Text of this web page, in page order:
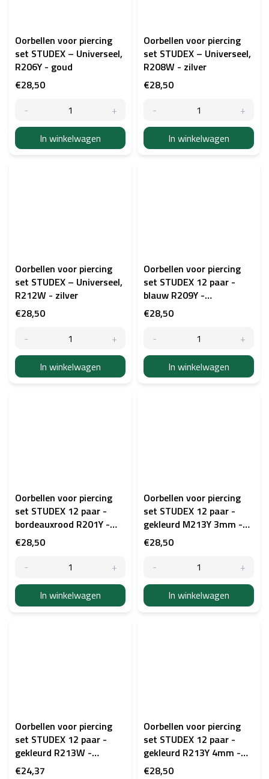
Oorbellen voor piercing
set STUDEX – Universeel,
R206Y - goud
€28,50
In winkelwagen
Oorbellen voor piercing
set STUDEX – Universeel,
R208W - zilver
€28,50
In winkelwagen
Oorbellen voor piercing
set STUDEX – Universeel,
R212W - zilver
€28,50
In winkelwagen
Oorbellen voor piercing
set STUDEX 12 paar -
blauw R209Y -
goudkleurig
€28,50
In winkelwagen
Oorbellen voor piercing
set STUDEX 12 paar -
bordeauxrood R201Y -
goudkleurig
€28,50
In winkelwagen
Oorbellen voor piercing
set STUDEX 12 paar -
gekleurd M213Y 3mm -
goudkleurig
€28,50
In winkelwagen
Oorbellen voor piercing
set STUDEX 12 paar -
gekleurd R213W -
zilverkleurig
€24,37
Oorbellen voor piercing
set STUDEX 12 paar -
gekleurd R213Y 4mm -
goudkleurig
€28,50